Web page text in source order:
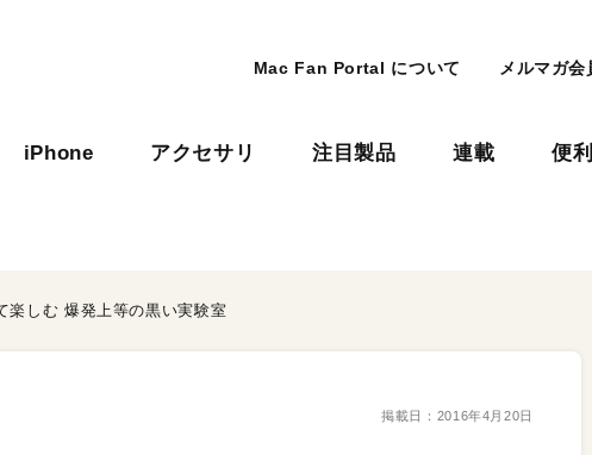
Mac Fan Portal について メルマガ会
iPhone アクセサリ 注目製品 連載 便
楽しむ 爆発上等の黒い実験室
掲載日： 2016年4月20日